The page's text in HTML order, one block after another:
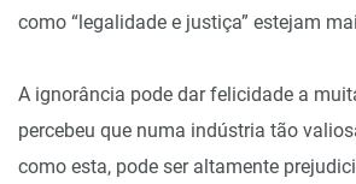
como “legalidade e justiça” estejam
A ignorância pode dar felicidade a
percebeu que numa indústria tão
como esta, pode ser altamente